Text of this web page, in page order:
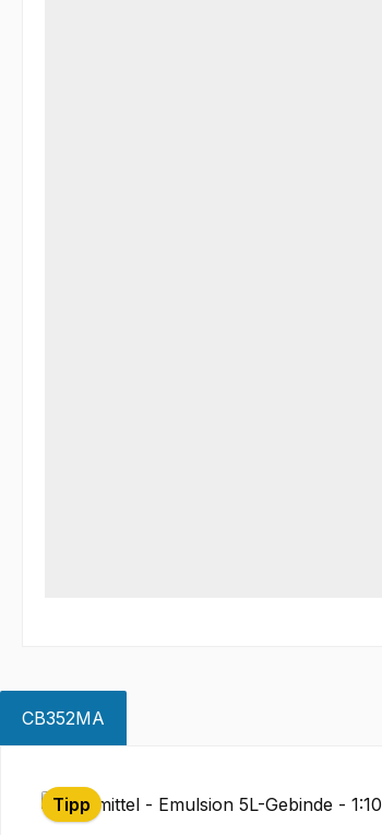
CB352MA
Tipp